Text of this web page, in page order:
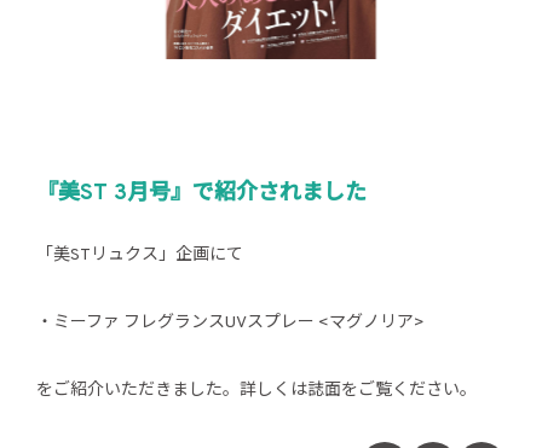
『美ST 3月号』で紹介されました
「美STリュクス」企画にて
・ミーファ フレグランスUVスプレー <マグノリア>
をご紹介いただきました。詳しくは誌面をご覧ください。